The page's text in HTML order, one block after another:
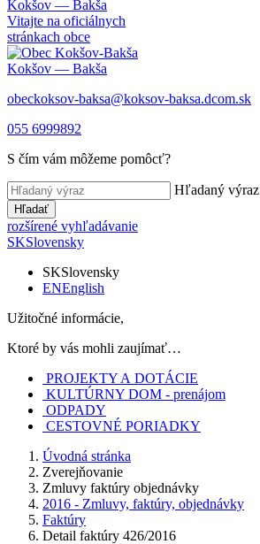
Kokšov — Bakša
Vitajte na oficiálnych
stránkach obce
Kokšov — Bakša
obeckoksov-baksa@koksov-baksa.dcom.sk
055 6999892
S čím vám môžeme pomôcť?
Hľadaný výraz
Hľadať
rozšírené vyhľadávanie
SKSlovensky
SKSlovensky
ENEnglish
Užitočné informácie,
Ktoré by vás mohli zaujímať…
PROJEKTY A DOTÁCIE
KULTÚRNY DOM - prenájom
ODPADY
CESTOVNÉ PORIADKY
Úvodná stránka
Zverejňovanie
Zmluvy faktúry objednávky
2016 - Zmluvy, faktúry, objednávky
Faktúry
Detail faktúry 426/2016